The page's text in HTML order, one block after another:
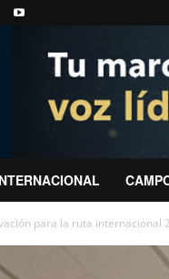
para la ruta internacional